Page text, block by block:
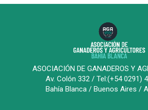
ASOCIACIÓN DE GANADEROS Y
Av. Colón 332 / Tel:(+54 0291)
Bahía Blanca / Buenos Aires /